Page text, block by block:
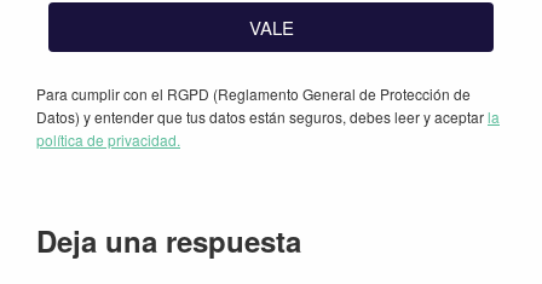
VALE
Para cumplir con el RGPD (Reglamento General de Protección de
Datos) y entender que tus datos están seguros, debes leer y aceptarla
política de privacidad.
Interacciones
Deja una respuesta